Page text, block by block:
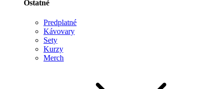
Ostatné
Predplatné
Kávovary
Sety
Kurzy
Merch